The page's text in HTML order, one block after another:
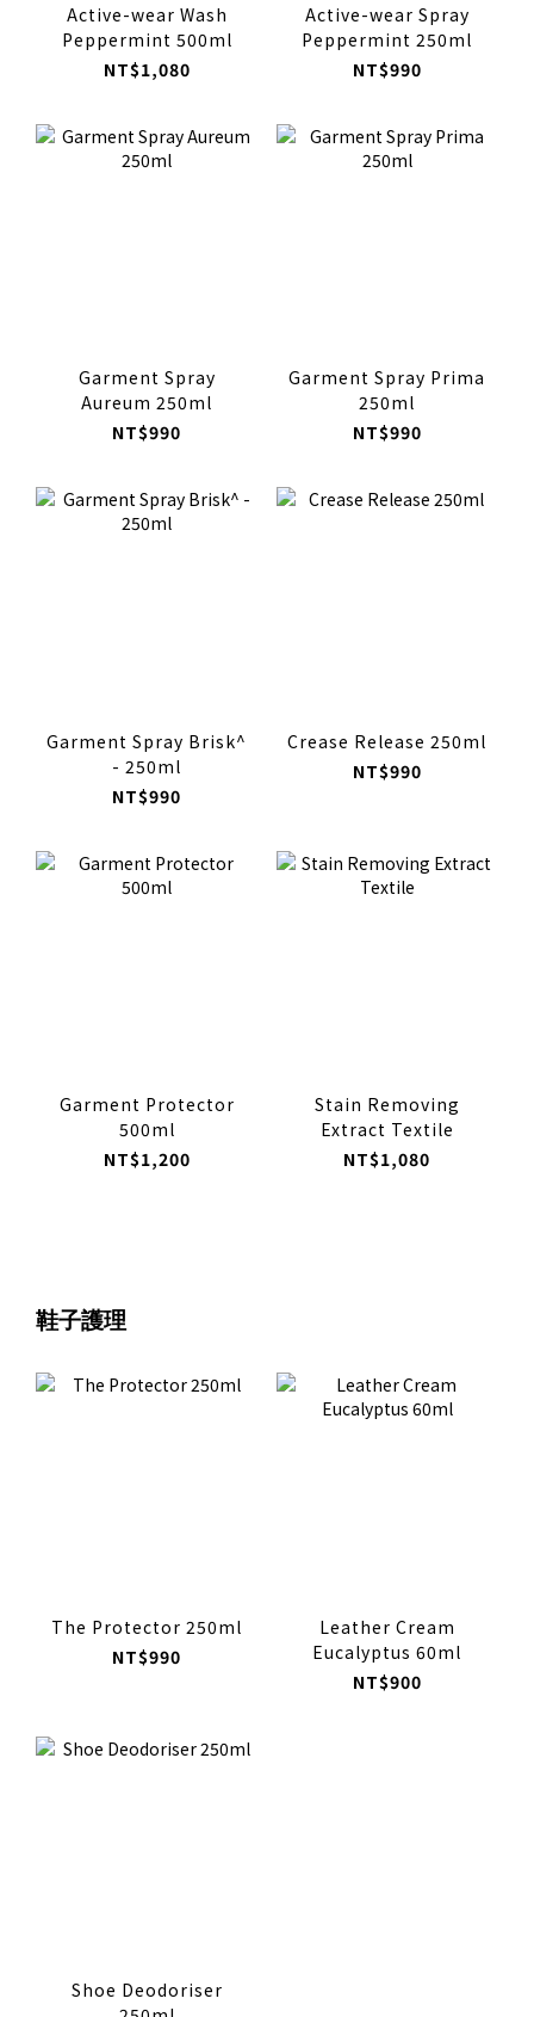
Active-wear Wash
Peppermint 500ml
NT$1,080
Active-wear Spray
Peppermint 250ml
NT$990
Garment Spray
Aureum 250ml
NT$990
Garment Spray Prima
250ml
NT$990
Garment Spray Brisk^
- 250ml
NT$990
Crease Release 250ml
NT$990
Garment Protector
500ml
NT$1,200
Stain Removing
Extract Textile
NT$1,080
鞋子護理
The Protector 250ml
NT$990
Leather Cream
Eucalyptus 60ml
NT$900
Shoe Deodoriser